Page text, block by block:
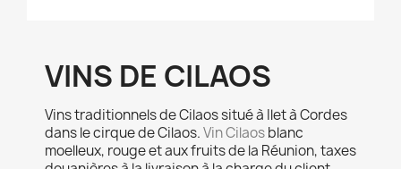
VINS DE CILAOS
Vins traditionnels de Cilaos situé à Ilet à Cordes
dans le cirque de Cilaos.Vin Cilaosblanc
moelleux, rouge et aux fruits de la Réunion, taxes